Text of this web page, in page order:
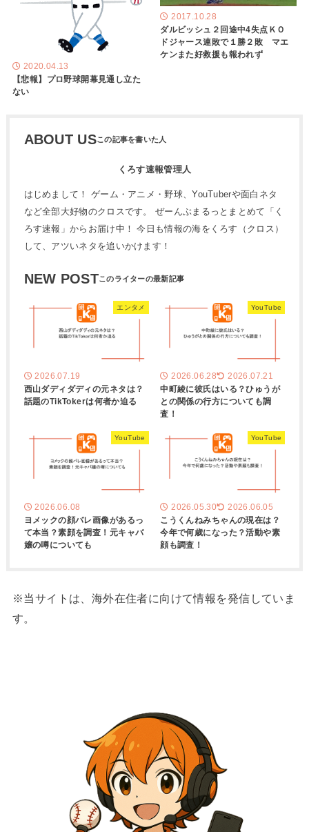
2020.04.13
【悲報】プロ野球開幕見通し立た
ない
2017.10.28
ダルビッシュ２回途中4失点ＫＯ
ドジャース連敗で１勝２敗 マエ
ケンまた好救援も報われず
ABOUT US
くろす速報管理人
はじめまして！ ゲーム・アニメ・野球、YouTuberや面白ネタ
など全部大好物のクロスです。 ぜーんぶまるっとまとめて「く
ろす速報」からお届け中！ 今日も情報の海をくろす（クロス）
して、アツいネタを追いかけます！
NEW POST
エンタメ
2026.07.19
西山ダディダディの元ネタは？
話題のTikTokerは何者か迫る
YouTube
2026.06.28 2026.07.21
中町綾に彼氏はいる？ひゅうが
との関係の行方についても調
査！
YouTube
2026.06.08
ヨメックの顔バレ画像があるっ
て本当？素顔を調査！元キャバ
嬢の噂についても
YouTube
2026.05.30 2026.06.05
こうくんねみちゃんの現在は？
今年で何歳になった？活動や素
顔も調査！
※当サイトは、海外在住者に向けて情報を発信していま
す。